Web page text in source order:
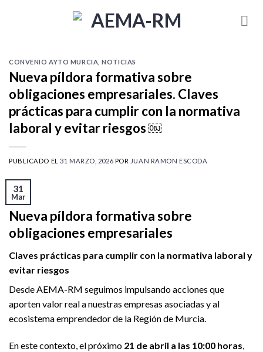
CONVENIO AYTO MURCIA ,NOTICIAS
Nueva píldora formativa sobre
obligaciones empresariales. Claves
prácticas para cumplir con la normativa
laboral y evitar riesgos ￼
PUBLICADO EL31 MARZO, 2026 POR JUAN RAMON ESCODA
31
Mar
Nueva píldora formativa sobre
obligaciones empresariales
Claves prácticas para cumplir con la normativa laboral y
evitar riesgos
Desde AEMA-RM seguimos impulsando acciones que
aporten valor real a nuestras empresas asociadas y al
ecosistema emprendedor de la Región de Murcia.
En este contexto, el próximo 21 de abril a las 10:00 horas